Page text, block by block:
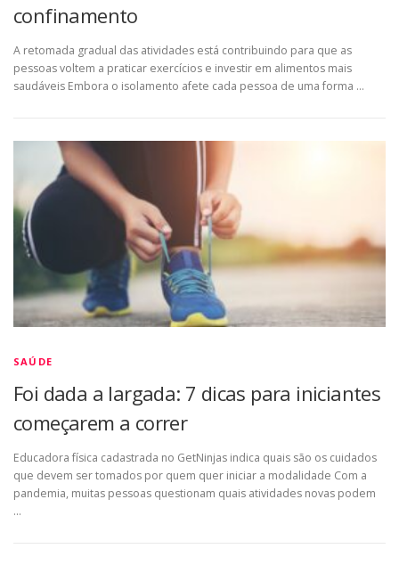
confinamento
A retomada gradual das atividades está contribuindo para que as
pessoas voltem a praticar exercícios e investir em alimentos mais
saudáveis Embora o isolamento afete cada pessoa de uma forma …
SAÚDE
Foi dada a largada: 7 dicas para iniciantes
começarem a correr
Educadora física cadastrada no GetNinjas indica quais são os cuidados
que devem ser tomados por quem quer iniciar a modalidade Com a
pandemia, muitas pessoas questionam quais atividades novas podem
…